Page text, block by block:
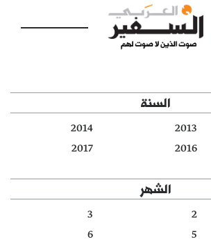
السنة
2013
2014
2016
2017
الشهر
2
3
5
6